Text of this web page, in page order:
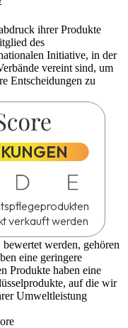
ihrer Produkte
des
Initiative, in der
vereint sind, um
Entscheidungen zu
verkauft werden
werden, gehören
eine geringere
Produkte haben eine
auf die wir
Umweltleistung